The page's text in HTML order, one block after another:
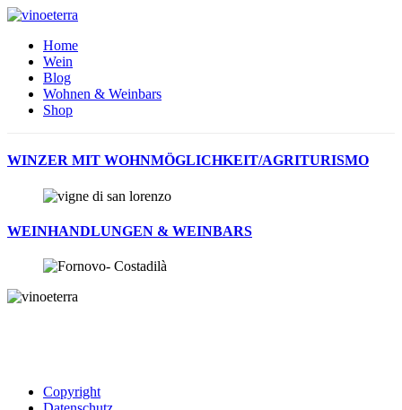
Home
Wein
Blog
Wohnen & Weinbars
Shop
WINZER MIT WOHNMÖGLICHKEIT/AGRITURISMO
WEINHANDLUNGEN & WEINBARS
Copyright